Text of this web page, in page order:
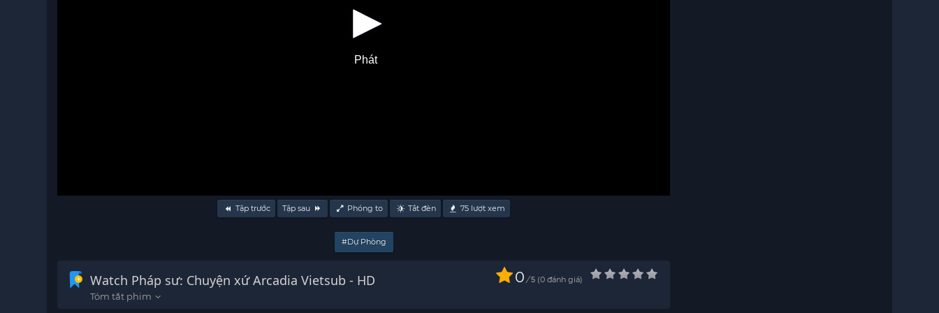
Phát
Tập trước Tập sau Phóng to Tắt đèn 75 lượt xem
#Dự Phòng
Watch Pháp sư: Chuyện xứ Arcadia Vietsub - HD 0 / 5 0 đánh giá